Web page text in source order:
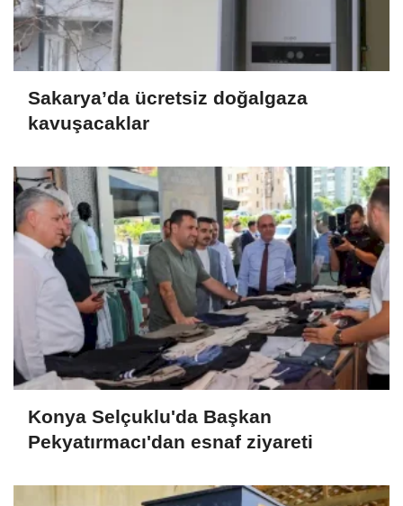
Sakarya’da ücretsiz doğalgaza
kavuşacaklar
Konya Selçuklu'da Başkan
Pekyatırmacı'dan esnaf ziyareti